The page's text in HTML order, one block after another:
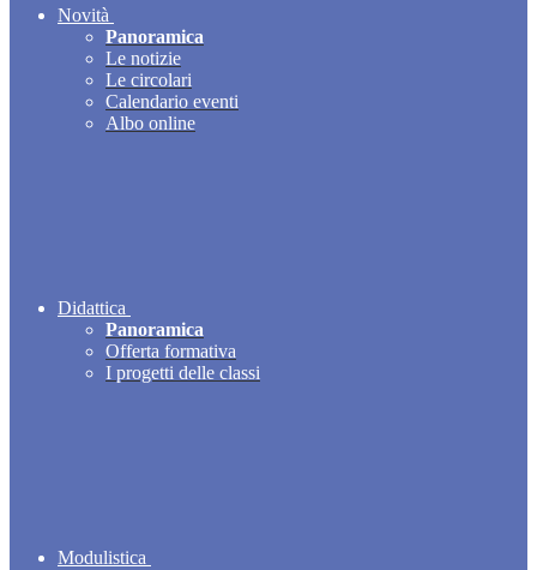
Novità
Panoramica
Le notizie
Le circolari
Calendario eventi
Albo online
Didattica
Panoramica
Offerta formativa
I progetti delle classi
Modulistica